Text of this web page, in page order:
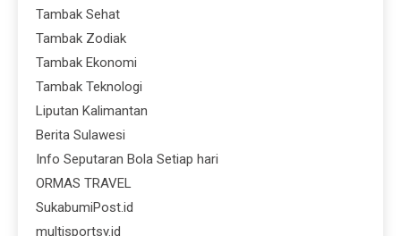
Tambak Sehat
Tambak Zodiak
Tambak Ekonomi
Tambak Teknologi
Liputan Kalimantan
Berita Sulawesi
Info Seputaran Bola Setiap hari
ORMAS TRAVEL
SukabumiPost.id
multisportsy.id